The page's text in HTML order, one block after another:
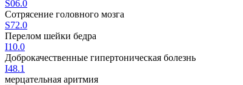
S06.0
Сотрясение головного мозга
S72.0
Перелом шейки бедра
I10.0
Доброкачественные гипертоническая болезнь
I48.1
мерцательная аритмия